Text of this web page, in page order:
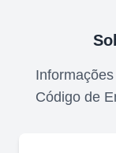
Código de